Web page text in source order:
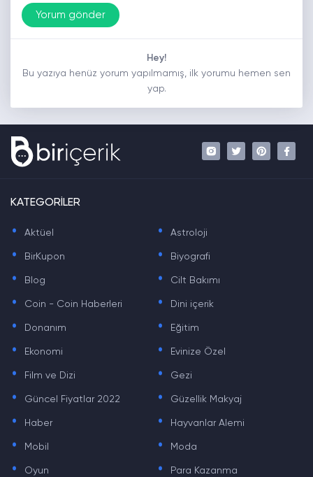
Hey!
Bu yazıya henüz yorum yapılmamış, ilk yorumu hemen sen
yap.
KATEGORİLER
. Aktüel . Astroloji
. BirKupon . Biyografi
. Blog . Cilt Bakımı
. Coin - Coin Haberleri . Dini içerik
. Donanım . Eğitim
. Ekonomi . Evinize Özel
. Film ve Dizi . Gezi
. Güncel Fiyatlar 2022 . Güzellik Makyaj
. Haber . Hayvanlar Alemi
. Mobil . Moda
. Oyun . Para Kazanma